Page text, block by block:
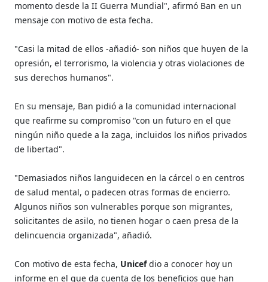
momento desde la II Guerra Mundial", afirmó Ban en un
mensaje con motivo de esta fecha.
"Casi la mitad de ellos -añadió- son niños que huyen de la
opresión, el terrorismo, la violencia y otras violaciones de
sus derechos humanos".
En su mensaje, Ban pidió a la comunidad internacional
que reafirme su compromiso "con un futuro en el que
ningún niño quede a la zaga, incluidos los niños privados
de libertad".
"Demasiados niños languidecen en la cárcel o en centros
de salud mental, o padecen otras formas de encierro.
Algunos niños son vulnerables porque son migrantes,
solicitantes de asilo, no tienen hogar o caen presa de la
delincuencia organizada", añadió.
Con motivo de esta fecha, Unicefdio a conocer hoy un
informe en el que da cuenta de los beneficios que han